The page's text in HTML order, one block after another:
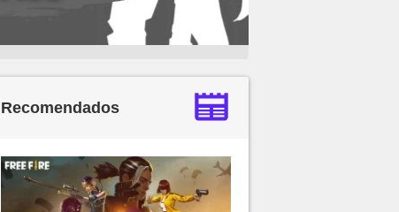
Recomendados